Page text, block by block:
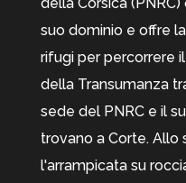
suo dominio e offre
rifugi per percorrere
della Transumanza
sede del PNRC e il
trovano a Corte. Allo
l'arrampicata su